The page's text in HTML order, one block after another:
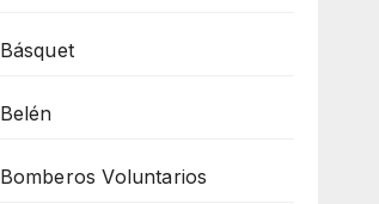
Básquet
Belén
Bomberos Voluntarios